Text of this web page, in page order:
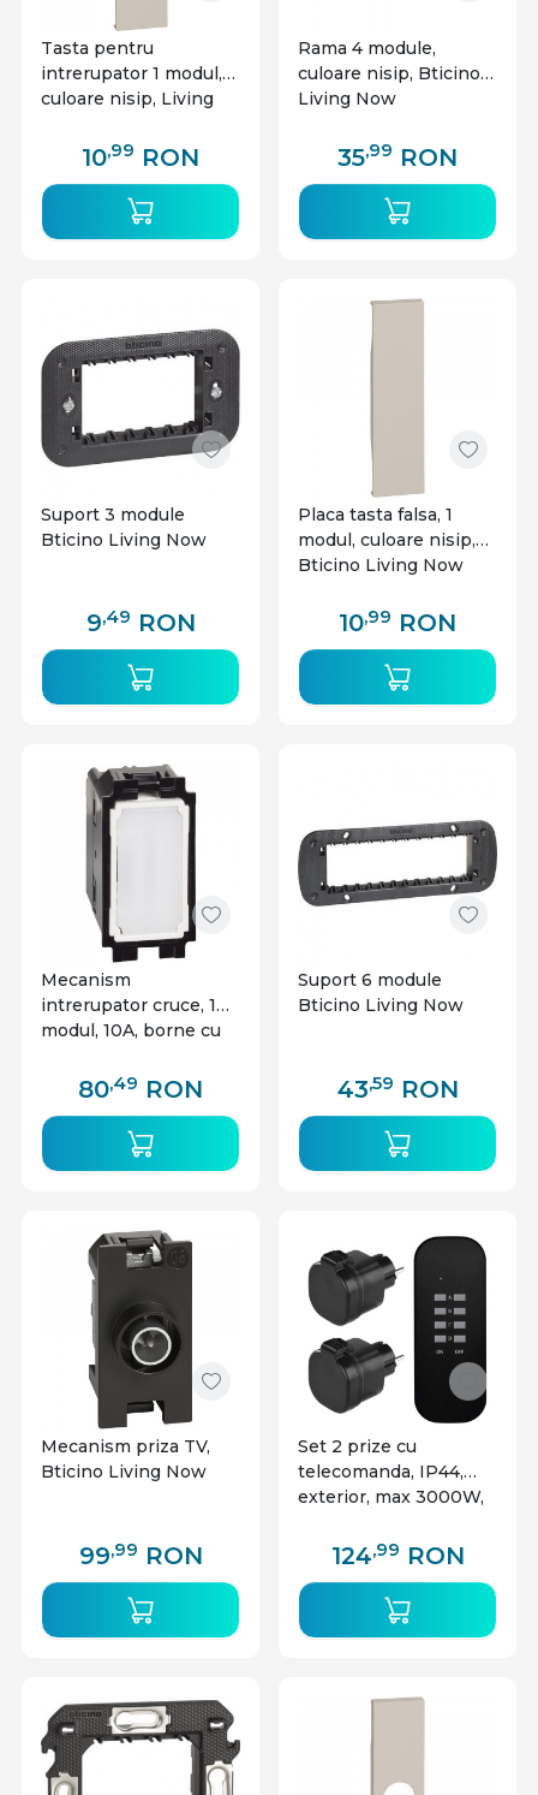
Tasta pentru
intrerupator 1 modul,
culoare nisip, Living
10,99 RON
Rama 4 module,
culoare nisip, Bticino
Living Now
35,99 RON
Suport 3 module
Bticino Living Now
9,49 RON
Placa tasta falsa, 1
modul, culoare nisip,
Bticino Living Now
10,99 RON
Mecanism
intrerupator cruce, 1
modul, 10A, borne cu
Now80,49 RON
Suport 6 module
Bticino Living Now
43,59 RON
Mecanism priza TV,
Bticino Living Now
99,99 RON
Set 2 prize cu
telecomanda, IP44,
exterior, max 3000W,
124,99 RON